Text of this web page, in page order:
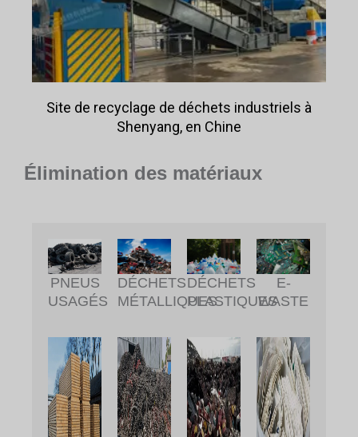
Site de recyclage de déchets industriels à
Shenyang, en Chine
Élimination des matériaux
PNEUS
USAGÉS
DÉCHETS
MÉTALLIQUES
DÉCHETS
PLASTIQUES
E-
WASTE